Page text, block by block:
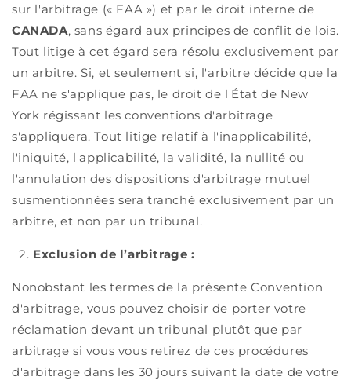
sur l'arbitrage (« FAA ») et par le droit interne de
CANADA, sans égard aux principes de conflit de lois.
Tout litige à cet égard sera résolu exclusivement par
un arbitre. Si, et seulement si, l'arbitre décide que la
FAA ne s'applique pas, le droit de l'État de New
York régissant les conventions d'arbitrage
s'appliquera. Tout litige relatif à l'inapplicabilité,
l'iniquité, l'applicabilité, la validité, la nullité ou
l'annulation des dispositions d'arbitrage mutuel
susmentionnées sera tranché exclusivement par un
arbitre, et non par un tribunal.
2. Exclusion de l’arbitrage :
Nonobstant les termes de la présente Convention
d'arbitrage, vous pouvez choisir de porter votre
réclamation devant un tribunal plutôt que par
arbitrage si vous vous retirez de ces procédures
d'arbitrage dans les 30 jours suivant la date de votre